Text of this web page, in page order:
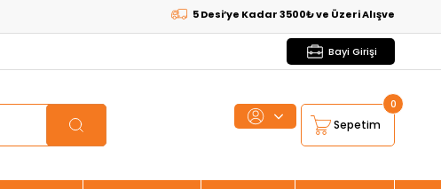
5 Desi’ye Kadar 3500₺ ve Üzeri Alışverişlerde
Bayi Girişi
Sepetim
0